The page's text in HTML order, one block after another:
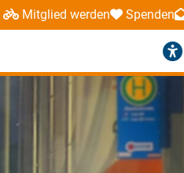
Mitglied werden Spenden